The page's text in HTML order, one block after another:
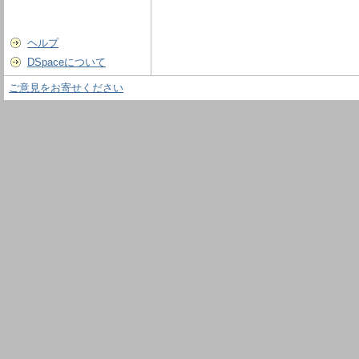
ヘルプ
DSpaceについて
ご意見をお寄せください